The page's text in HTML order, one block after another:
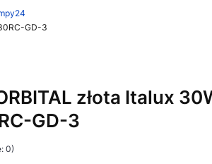
GD-3
złota Italux
GD-3
0)